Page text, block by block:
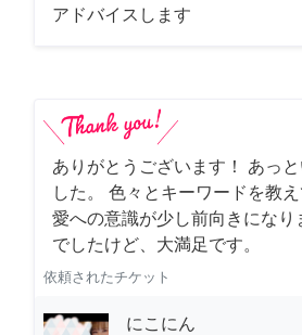
アドバイスします
ありがとうございます！ あっ
した。 色々とキーワードを教
愛への意識が少し前向きになり
でしたけど、大満足です。
依頼されたチケット
にこにん